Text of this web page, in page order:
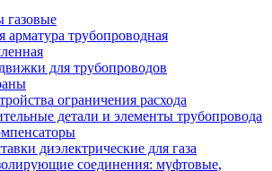
газовые
арматура трубопроводная
для трубопроводов
ограничения расхода
детали и элементы трубопровода
диэлектрические для газа
соединения: муфтовые,